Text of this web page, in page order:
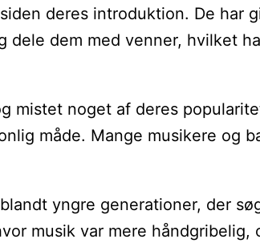
deres introduktion. De
dem med venner,
mistet noget af deres
måde. Mange musikere
yngre generationer, der
musik var mere